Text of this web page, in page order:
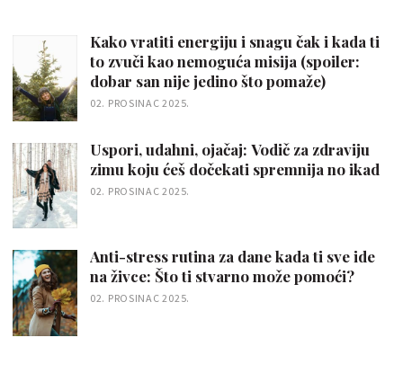
Kako vratiti energiju i snagu čak i kada ti
to zvuči kao nemoguća misija (spoiler:
dobar san nije jedino što pomaže)
02. PROSINAC 2025.
Uspori, udahni, ojačaj: Vodič za zdraviju
zimu koju ćeš dočekati spremnija no ikad
02. PROSINAC 2025.
Anti-stress rutina za dane kada ti sve ide
na živce: Što ti stvarno može pomoći?
02. PROSINAC 2025.